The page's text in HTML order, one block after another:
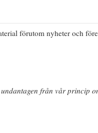
förutom nyheter och
från vår princip